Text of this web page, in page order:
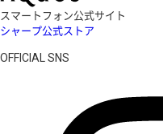
スマートフォン公式サイト
シャープ公式ストア
OFFICIAL SNS